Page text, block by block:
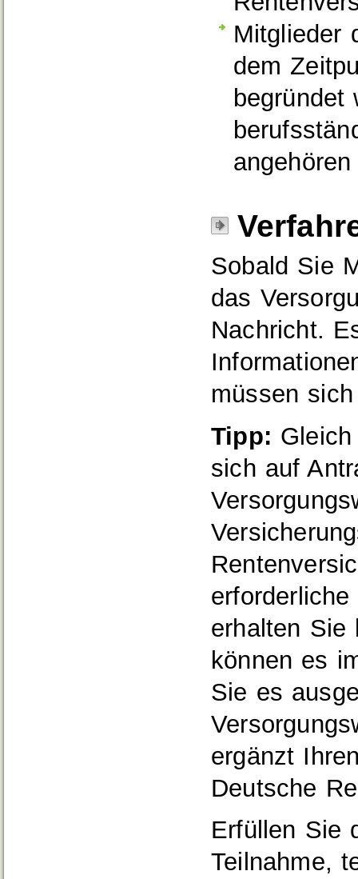
Mitglieder
dem
begründet
angehören
Sobald Sie
das
Nachricht.
müssen
Tipp:
sich auf
erhalten Sie
können es
Sie es
ergänzt
Deutsche
Erfüllen Sie
Teilnahme,